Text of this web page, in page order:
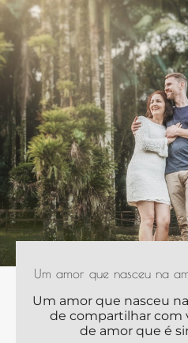
Um amor que nasceu na
Um amor que nasceu
de compartilhar com
de amor que é